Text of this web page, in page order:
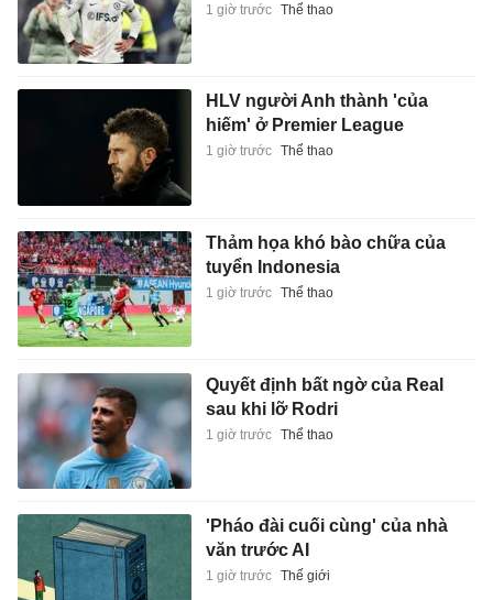
1 giờ trước Thể thao
HLV người Anh thành 'của
hiếm' ở Premier League
1 giờ trước Thể thao
Thảm họa khó bào chữa của
tuyển Indonesia
1 giờ trước Thể thao
Quyết định bất ngờ của Real
sau khi lỡ Rodri
1 giờ trước Thể thao
'Pháo đài cuối cùng' của nhà
văn trước AI
1 giờ trước Thế giới